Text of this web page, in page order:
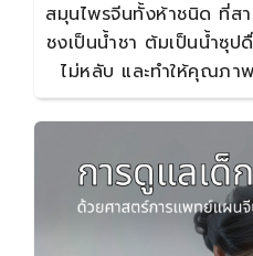
สมุนไพรจีนทั้งห้าชนิด ที่ส
ชงเป็นน้ำชา ต้มเป็นน้ำซุป
ไม่หลับ และทำให้คุณภาพ
หากนำสมุนไพรมาผสมช
ควรเว้นระยะการดื่มก่อ
เพื่อป้องกันไม่ให้รู้สึกปว
ดึก